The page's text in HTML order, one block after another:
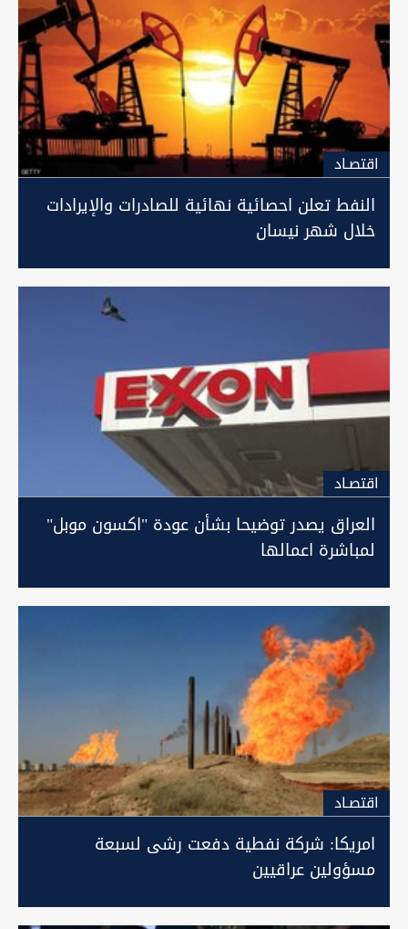
اقتصـاد
النفط تعلن احصائية نهائية للصادرات والإيرادات
خلال شهر نيسان
اقتصـاد
العراق يصدر توضيحا بشأن عودة "اكسون موبل"
لمباشرة اعمالها
اقتصـاد
امريكا: شركة نفطية دفعت رشى لسبعة
مسؤولين عراقيين